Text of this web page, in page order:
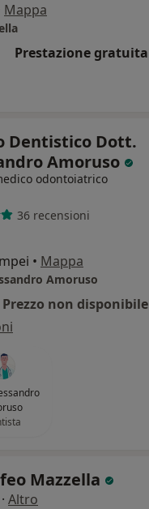
Mappa
Prestazione gratuita
Dentistico Dott.
Amoruso
odontoiatrico
36 recensioni
• Mappa
Amoruso
Prezzo non disponibile
Mazzella
· Altro